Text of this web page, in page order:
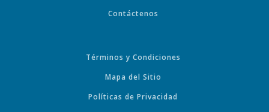
Contáctenos
Términos y Condiciones
Mapa del Sitio
Políticas de Privacidad